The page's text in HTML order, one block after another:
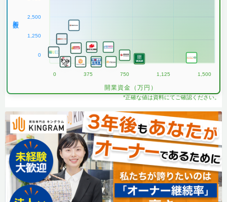
2,500
1,250
0
0 375 750 1,125 1,500
開業資金（万円）
*正確な値は資料にてご確認ください。